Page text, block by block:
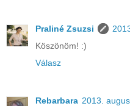
Praliné Zsuzsi
Köszönöm! :)
Válasz
Rebarbara 2013.